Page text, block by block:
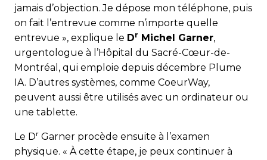
jamais d’objection. Je dépose mon téléphone, puis
on fait l’entrevue comme n’importe quelle
entrevue », explique le Dr Michel Garner,
urgentologue à l’Hôpital du Sacré-Cœur-de-
Montréal, qui emploie depuis décembre Plume
IA. D’autres systèmes, comme CoeurWay,
peuvent aussi être utilisés avec un ordinateur ou
une tablette.
Le Dr Garner procède ensuite à l’examen
physique. « À cette étape, je peux continuer à